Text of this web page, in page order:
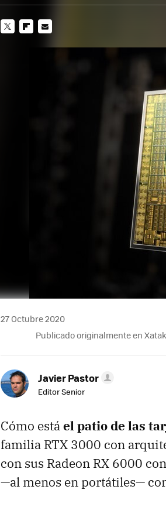
27 Octubre 2020
Publicado originalmente en
Javier Pastor
Editor Senior
Cómo estáel patio de las
familia RTX 3000 con
con sus Radeon RX 6000
—al menos en portátiles—